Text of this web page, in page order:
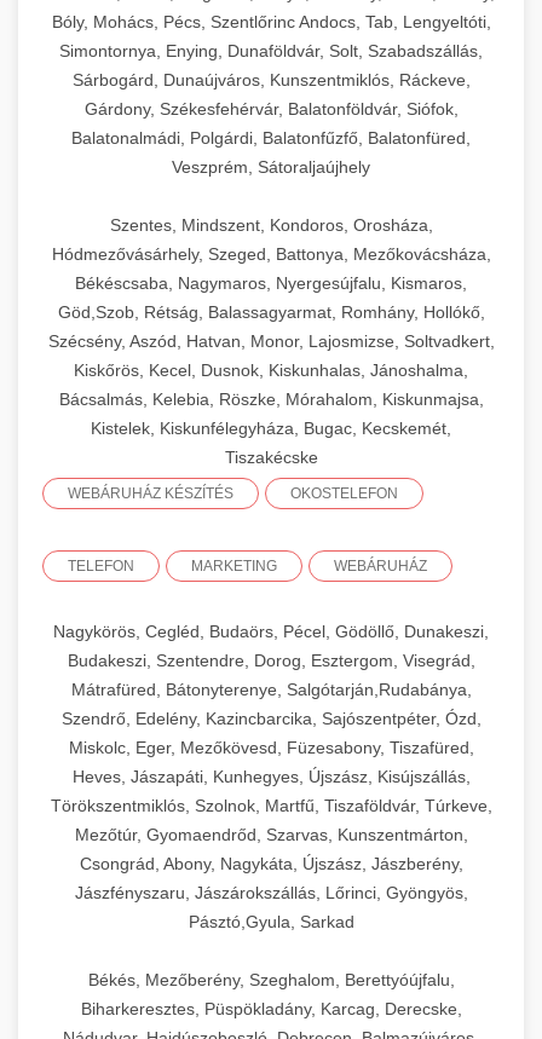
Bóly, Mohács, Pécs, Szentlőrinc Andocs, Tab, Lengyeltóti,
Simontornya, Enying, Dunaföldvár, Solt, Szabadszállás,
Sárbogárd, Dunaújváros, Kunszentmiklós, Ráckeve,
Gárdony, Székesfehérvár, Balatonföldvár, Siófok,
Balatonalmádi, Polgárdi, Balatonfűzfő, Balatonfüred,
Veszprém, Sátoraljaújhely
Szentes, Mindszent, Kondoros, Orosháza,
Hódmezővásárhely, Szeged, Battonya, Mezőkovácsháza,
Békéscsaba, Nagymaros, Nyergesújfalu, Kismaros,
Göd,Szob, Rétság, Balassagyarmat, Romhány, Hollókő,
Szécsény, Aszód, Hatvan, Monor, Lajosmizse, Soltvadkert,
Kiskőrös, Kecel, Dusnok, Kiskunhalas, Jánoshalma,
Bácsalmás, Kelebia, Röszke, Mórahalom, Kiskunmajsa,
Kistelek, Kiskunfélegyháza, Bugac, Kecskemét,
Tiszakécske
WEBÁRUHÁZ KÉSZÍTÉS OKOSTELEFON
TELEFON MARKETING WEBÁRUHÁZ
Nagykörös, Cegléd, Budaörs, Pécel, Gödöllő, Dunakeszi,
Budakeszi, Szentendre, Dorog, Esztergom, Visegrád,
Mátrafüred, Bátonyterenye, Salgótarján,Rudabánya,
Szendrő, Edelény, Kazincbarcika, Sajószentpéter, Ózd,
Miskolc, Eger, Mezőkövesd, Füzesabony, Tiszafüred,
Heves, Jászapáti, Kunhegyes, Újszász, Kisújszállás,
Törökszentmiklós, Szolnok, Martfű, Tiszaföldvár, Túrkeve,
Mezőtúr, Gyomaendrőd, Szarvas, Kunszentmárton,
Csongrád, Abony, Nagykáta, Újszász, Jászberény,
Jászfényszaru, Jászárokszállás, Lőrinci, Gyöngyös,
Pásztó,Gyula, Sarkad
Békés, Mezőberény, Szeghalom, Berettyóújfalu,
Biharkeresztes, Püspökladány, Karcag, Derecske,